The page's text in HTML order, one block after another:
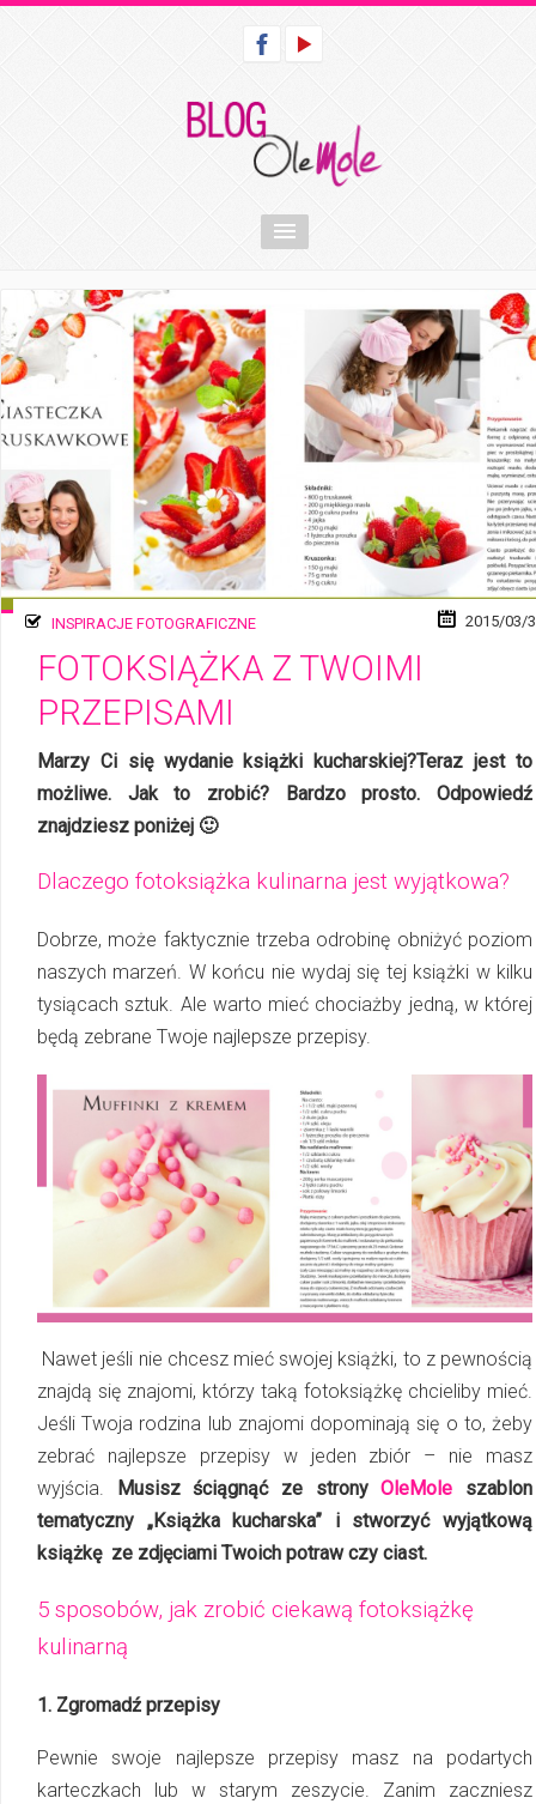
INSPIRACJE FOTOGRAFICZNE 2015/03/
FOTOKSIĄŻKA Z TWOIMI
PRZEPISAMI
Marzy Ci się wydanie książki kucharskiej?Teraz jest to
możliwe. Jak to zrobić? Bardzo prosto. Odpowiedź
znajdziesz poniżej 🙂
Dlaczego fotoksiążka kulinarna jest wyjątkowa?
Dobrze, może faktycznie trzeba odrobinę obniżyć poziom
naszych marzeń. W końcu nie wydaj się tej książki w kilku
tysiącach sztuk. Ale warto mieć chociażby jedną, w której
będą zebrane Twoje najlepsze przepisy.
Nawet jeśli nie chcesz mieć swojej książki, to z pewnością
znajdą się znajomi, którzy taką fotoksiążkę chcieliby mieć.
Jeśli Twoja rodzina lub znajomi dopominają się o to, żeby
zebrać najlepsze przepisy w jeden zbiór – nie masz
wyjścia.
Musisz ściągnąć ze stronyOleMole szablon
tematyczny „Książka kucharska” i stworzyć wyjątkową
książkę ze zdjęciami Twoich potraw czy ciast.
5 sposobów, jak zrobić ciekawą fotoksiążkę
kulinarną
1. Zgromadź przepisy
Pewnie swoje najlepsze przepisy masz na podartych
karteczkach lub w starym zeszycie. Zanim zaczniesz